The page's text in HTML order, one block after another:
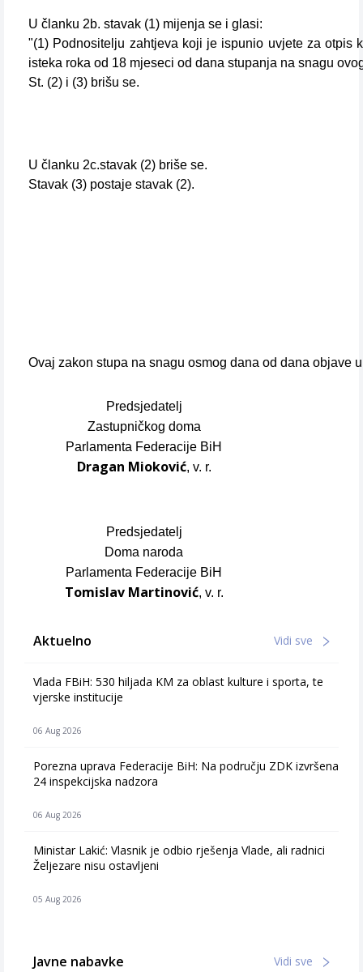
U članku 2b. stavak (1) mijenja se i glasi:
"(1) Podnositelju zahtjeva koji je ispunio uvjete za otpis
isteka roka od 18 mjeseci od dana stupanja na snagu
St. (2) i (3) brišu se.
U članku 2c.stavak (2) briše se.
Stavak (3) postaje stavak (2).
Ovaj zakon stupa na snagu osmog dana od dana objave
Predsjedatelj
Zastupničkog doma
Parlamenta Federacije BiH
Dragan Mioković, v. r.
Predsjedatelj
Doma naroda
Parlamenta Federacije BiH
Tomislav Martinović, v. r.
Aktuelno Vidi sve
Vlada FBiH: 530 hiljada KM za oblast kulture i sporta, te
vjerske institucije
06 Aug 2026
Porezna uprava Federacije BiH: Na području ZDK izvršena
24 inspekcijska nadzora
06 Aug 2026
Ministar Lakić: Vlasnik je odbio rješenja Vlade, ali radnici
Željezare nisu ostavljeni
05 Aug 2026
Javne nabavke Vidi sve